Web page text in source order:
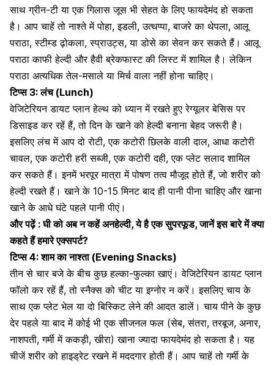
साथग्रीन-टी या एक गिलास जूस भी सेहत के लिए फायदेमंद हो सकता
है। आप चाहें तो नाश्ते में पोहा, इडली, उत्थप्पा, बाजरे का थेपला, आलू
पराठा, स्टीम्ड ढ़ोकला, स्प्राउट्स, या डोसे का सेवन कर सकते हैं। आलू
पराठा काफी हेल्दी और हैवी ब्रेकफास्ट की लिस्ट में शामिल है। लेकिन
पराठा अत्यधिक तेल-मसाले या मिर्च वाला नहीं होना चाहिए।
टिप्स 3:लंच (Lunch)
वेजिटेरियन डायट प्लान हेल्थ को ध्यान में रखते हुए रेग्यूलर बेसिस पर
डिसाइड कर रहें हैं, तो दिन के खाने को हेल्दी बनाना बेहद जरूरी है।
इसलिए लंच में आप दो रोटी, एक कटोरी छिलके वाली दाल, आधा कटोरी
चावल, एक कटोरी हरी सब्जी, एक कटोरी दही, एक प्लेट सलाद शामिल
कर सकते हैं। इनमें भरपूर मात्रा में पोषण तत्व मौजूद होते हैं, जो शरीर को
हेल्‍दी रखते हैं। खाने के 10-15 मिनट बाद ही पानी पीना चाहिए और खाना
खाने के आधे घंटे पहले पानी पीएं।
और पढ़ें :घी को अब न कहें अनहेल्दी, ये है एक सुपरफूड, जानें इस बारे में क्या
कहते हैं हमारे एक्सपर्ट?
टिप्स 4:शाम का नाश्ता (Evening Snacks)
तीन से चार बजे के बीच कुछ हल्का-फुल्का खाएं। वेजिटेरियन डायट प्लान
फॉलो कर रहें हैं, तो स्नैक्स को चीट या इग्नोर न करें। इसलिए चाय के
साथ एक प्लेट भेल या दो बिस्किट लेने की आदत डालें। चाय पीने के कुछ
देर पहले या बाद में कोई भी एक सीजनल फल (सेब, संतरा, तरबूज, अनार,
नाशपती, गर्मी में ककड़ी, खीरा) खाना ज्यादा फायदेमंद हो सकता है। यह
चीजें शरीर को हाइड्रेट रखने में मददगार होती हैं। आप चाहें तो गर्मी के